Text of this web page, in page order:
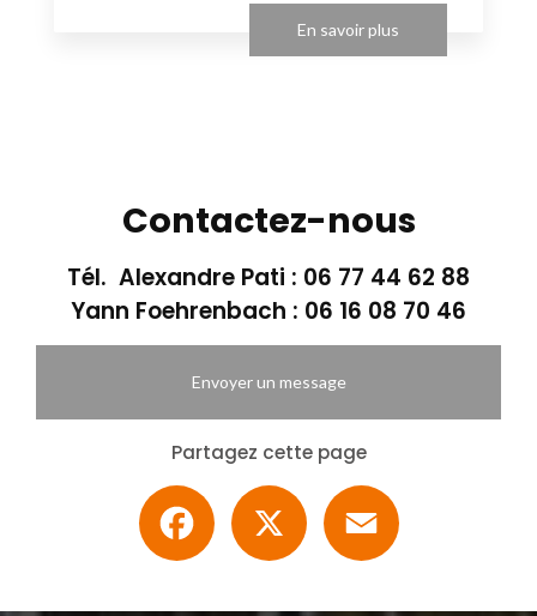
En savoir plus
Contactez-nous
Tél. Alexandre Pati : 06 77 44 62 88
Yann Foehrenbach : 06 16 08 70 46
Envoyer un message
Partagez cette page
Facebook